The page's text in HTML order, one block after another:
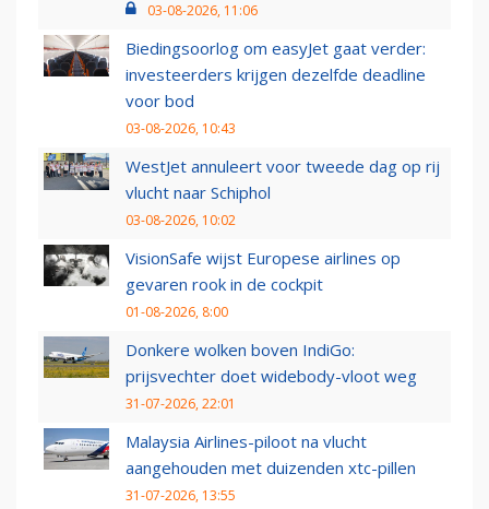
03-08-2026, 11:06
Biedingsoorlog om easyJet gaat verder:
investeerders krijgen dezelfde deadline
voor bod
03-08-2026, 10:43
WestJet annuleert voor tweede dag op rij
vlucht naar Schiphol
03-08-2026, 10:02
VisionSafe wijst Europese airlines op
gevaren rook in de cockpit
01-08-2026, 8:00
Donkere wolken boven IndiGo:
prijsvechter doet widebody-vloot weg
31-07-2026, 22:01
Malaysia Airlines-piloot na vlucht
aangehouden met duizenden xtc-pillen
31-07-2026, 13:55